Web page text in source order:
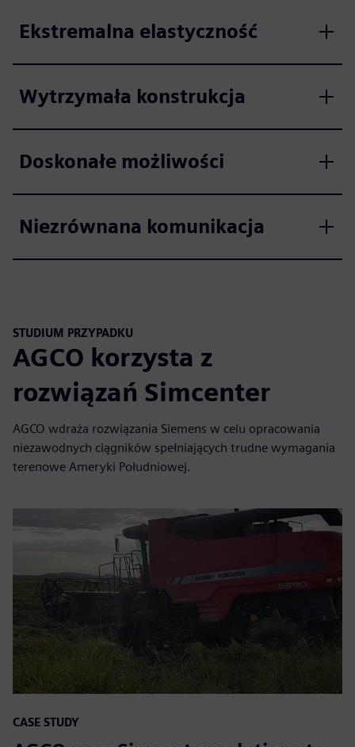
Ekstremalna elastyczność
Wytrzymała konstrukcja
Doskonałe możliwości
Niezrównana komunikacja
STUDIUM PRZYPADKU
AGCO korzysta z
rozwiązań Simcenter
AGCO wdraża rozwiązania Siemens w celu opracowania
niezawodnych ciągników spełniających trudne wymagania
terenowe Ameryki Południowej.
CASE STUDY